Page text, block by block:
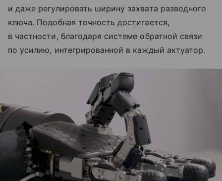
и даже регулировать ширину захвата разводного
ключа. Подобная точность достигается,
в частности, благодаря системе обратной связи
по усилию, интегрированной в каждый актуатор.